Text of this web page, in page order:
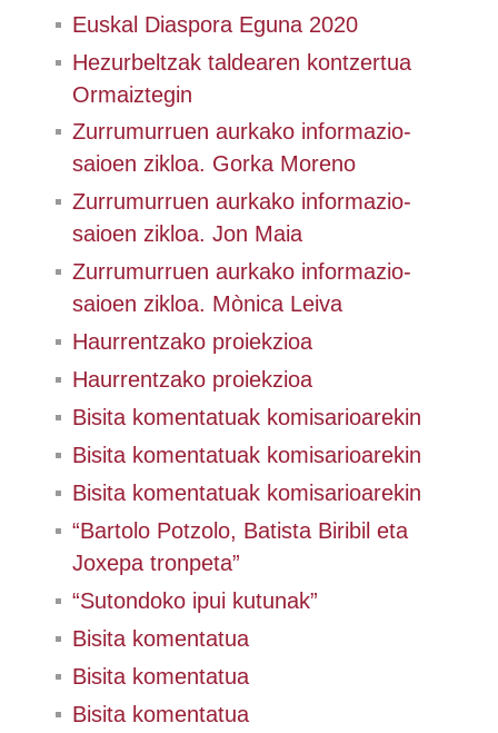
Euskal Diaspora Eguna 2020
Hezurbeltzak taldearen kontzertua
Ormaiztegin
Zurrumurruen aurkako informazio-
saioen zikloa. Gorka Moreno
Zurrumurruen aurkako informazio-
saioen zikloa. Jon Maia
Zurrumurruen aurkako informazio-
saioen zikloa. Mònica Leiva
Haurrentzako proiekzioa
Haurrentzako proiekzioa
Bisita komentatuak komisarioarekin
Bisita komentatuak komisarioarekin
Bisita komentatuak komisarioarekin
“Bartolo Potzolo, Batista Biribil eta
Joxepa tronpeta”
“Sutondoko ipui kutunak”
Bisita komentatua
Bisita komentatua
Bisita komentatua